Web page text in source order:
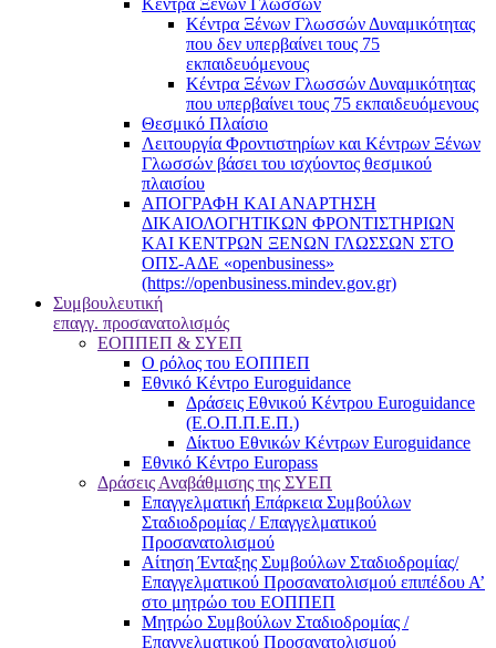
Κέντρα Ξένων Γλωσσών
Kέντρα Ξένων Γλωσσών Δυναμικότητας
που δεν υπερβαίνει τους 75
εκπαιδευόμενους
Kέντρα Ξένων Γλωσσών Δυναμικότητας
που υπερβαίνει τους 75 εκπαιδευόμενους
Θεσμικό Πλαίσιο
Λειτουργία Φροντιστηρίων και Κέντρων Ξένων
Γλωσσών βάσει του ισχύοντος θεσμικού
πλαισίου
ΑΠΟΓΡΑΦΗ ΚΑΙ ΑΝΑΡΤΗΣΗ
ΔΙΚΑΙΟΛΟΓΗΤΙΚΩΝ ΦΡΟΝΤΙΣΤΗΡΙΩΝ
ΚΑΙ ΚΕΝΤΡΩΝ ΞΕΝΩΝ ΓΛΩΣΣΩΝ ΣΤΟ
ΟΠΣ-ΑΔΕ «openbusiness»
(https://openbusiness.mindev.gov.gr)
Συμβουλευτική
επαγγ. προσανατολισμός
ΕΟΠΠΕΠ & ΣΥΕΠ
Ο ρόλος του ΕΟΠΠΕΠ
Εθνικό Κέντρο Euroguidance
Δράσεις Εθνικού Κέντρου Euroguidance
(Ε.Ο.Π.Π.Ε.Π.)
Δίκτυο Εθνικών Κέντρων Euroguidance
Εθνικό Κέντρο Europass
Δράσεις Αναβάθμισης της ΣΥΕΠ
Επαγγελματική Επάρκεια Συμβούλων
Σταδιοδρομίας / Επαγγελματικού
Προσανατολισμού
Αίτηση Ένταξης Συμβούλων Σταδιοδρομίας/
Επαγγελματικού Προσανατολισμού επιπέδου Α’
στο μητρώο του ΕΟΠΠΕΠ
Μητρώο Συμβούλων Σταδιοδρομίας /
Επαγγελματικού Προσανατολισμού